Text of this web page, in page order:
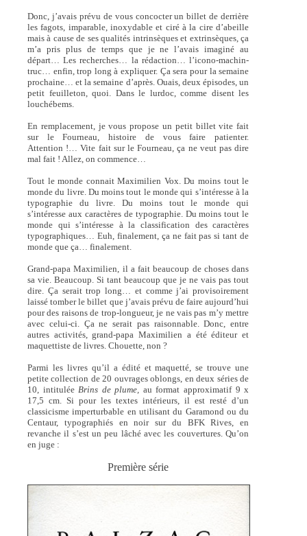
Donc, j’avais prévu de vous concocter un billet de derrière
les fagots, imparable, inoxydable et ciré à la cire d’abeille
mais à cause de ses qualités intrinsèques et extrinsèques, ça
m’a pris plus de temps que je ne l’avais imaginé au
départ… Les recherches… la rédaction… l’icono-machin-
truc… enfin, trop long à expliquer. Ça sera pour la semaine
prochaine… et la semaine d’après. Ouais, deux épisodes, un
petit feuilleton, quoi. Dans le lurdoc, comme disent les
louchébems.
En remplacement, je vous propose un petit billet vite fait
sur le Fourneau, histoire de vous faire patienter.
Attention !… Vite fait sur le Fourneau, ça ne veut pas dire
mal fait ! Allez, on commence…
Tout le monde connait Maximilien Vox. Du moins tout le
monde du livre. Du moins tout le monde qui s’intéresse à la
typographie du livre. Du moins tout le monde qui
s’intéresse aux caractères de typographie. Du moins tout le
monde qui s’intéresse à la classification des caractères
typographiques… Euh, finalement, ça ne fait pas si tant de
monde que ça… finalement.
Grand-papa Maximilien, il a fait beaucoup de choses dans
sa vie. Beaucoup. Si tant beaucoup que je ne vais pas tout
dire. Ça serait trop long… et comme j’ai provisoirement
laissé tomber le billet que j’avais prévu de faire aujourd’hui
pour des raisons de trop-longueur, je ne vais pas m’y mettre
avec celui-ci. Ça ne serait pas raisonnable. Donc, entre
autres activités, grand-papa Maximilien a été éditeur et
maquettiste de livres. Chouette, non ?
Parmi les livres qu’il a édité et maquetté, se trouve une
petite collection de 20 ouvrages oblongs, en deux séries de
10, intitulée Brins de plume, au format approximatif 9 x
17,5 cm. Si pour les textes intérieurs, il est resté d’un
classicisme imperturbable en utilisant du Garamond ou du
Centaur, typographiés en noir sur du BFK Rives, en
revanche il s’est un peu lâché avec les couvertures. Qu’on
en juge :
Première série